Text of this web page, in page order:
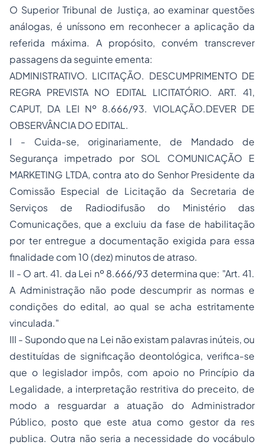
O Superior Tribunal de Justiça, ao examinar questões
análogas, é uníssono em reconhecer a aplicação da
referida máxima. A propósito, convém transcrever
passagens da seguinte ementa:
ADMINISTRATIVO. LICITAÇÃO. DESCUMPRIMENTO DE
REGRA PREVISTA NO EDITAL LICITATÓRIO. ART. 41,
CAPUT, DA LEI Nº 8.666/93. VIOLAÇÃO.DEVER DE
OBSERVÂNCIA DO EDITAL.
I - Cuida-se, originariamente, de Mandado de
Segurança impetrado por SOL COMUNICAÇÃO E
MARKETING LTDA, contra ato do Senhor Presidente da
Comissão Especial de Licitação da Secretaria de
Serviços de Radiodifusão do Ministério das
Comunicações, que a excluiu da fase de habilitação
por ter entregue a documentação exigida para essa
finalidade com 10 (dez) minutos de atraso.
II - O art. 41. da Lei nº 8.666/93 determina que: "Art. 41.
A Administração não pode descumprir as normas e
condições do edital, ao qual se acha estritamente
vinculada."
III - Supondo que na Lei não existam palavras inúteis, ou
destituídas de significação deontológica, verifica-se
que o legislador impôs, com apoio no Princípio da
Legalidade, a interpretação restritiva do preceito, de
modo a resguardar a atuação do Administrador
Público, posto que este atua como gestor da res
publica. Outra não seria a necessidade do vocábulo